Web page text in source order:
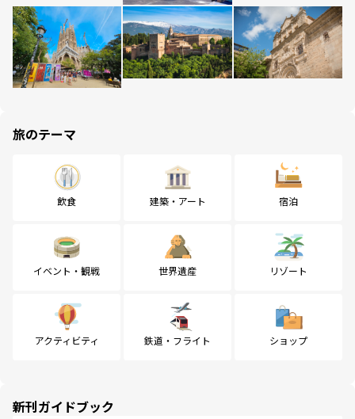
旅のテーマ
飲食 建築・アート 宿泊
イベント・観戦 世界遺産 リゾート
アクティビティ 鉄道・フライト ショップ
新刊ガイドブック